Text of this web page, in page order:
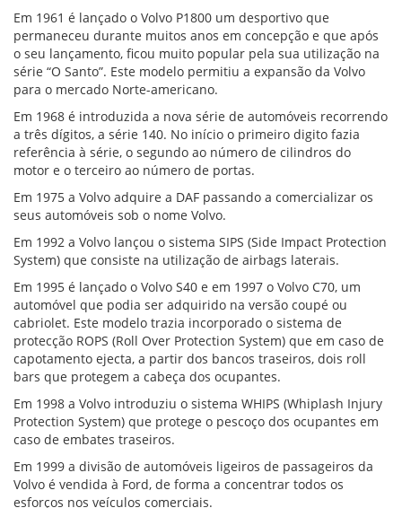
Em 1961 é lançado o Volvo P1800 um desportivo que
permaneceu durante muitos anos em concepção e que após
o seu lançamento, ficou muito popular pela sua utilização na
série “O Santo”. Este modelo permitiu a expansão da Volvo
para o mercado Norte-americano.
Em 1968 é introduzida a nova série de automóveis recorrendo
a três dígitos, a série 140. No início o primeiro digito fazia
referência à série, o segundo ao número de cilindros do
motor e o terceiro ao número de portas.
Em 1975 a Volvo adquire a DAF passando a comercializar os
seus automóveis sob o nome Volvo.
Em 1992 a Volvo lançou o sistema SIPS (Side Impact Protection
System) que consiste na utilização de airbags laterais.
Em 1995 é lançado o Volvo S40 e em 1997 o Volvo C70, um
automóvel que podia ser adquirido na versão coupé ou
cabriolet. Este modelo trazia incorporado o sistema de
protecção ROPS (Roll Over Protection System) que em caso de
capotamento ejecta, a partir dos bancos traseiros, dois roll
bars que protegem a cabeça dos ocupantes.
Em 1998 a Volvo introduziu o sistema WHIPS (Whiplash Injury
Protection System) que protege o pescoço dos ocupantes em
caso de embates traseiros.
Em 1999 a divisão de automóveis ligeiros de passageiros da
Volvo é vendida à Ford, de forma a concentrar todos os
esforços nos veículos comerciais.